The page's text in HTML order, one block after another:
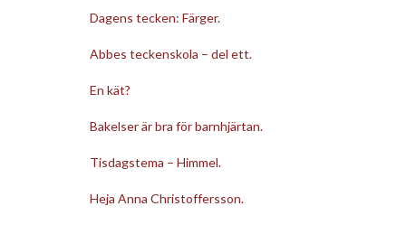
Dagens tecken: Färger.
Abbes teckenskola – del ett.
En kät?
Bakelser är bra för barnhjärtan.
Tisdagstema – Himmel.
Heja Anna Christoffersson.